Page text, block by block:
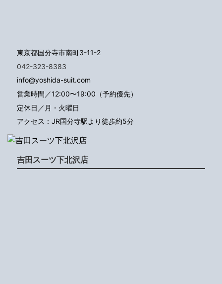
東京都国分寺市南町3-11-2
042-323-8383
info@yoshida-suit.com
営業時間／12:00〜19:00（予約優先）
定休日／月・火曜日
アクセス：JR国分寺駅より徒歩約5分
吉田スーツ下北沢店